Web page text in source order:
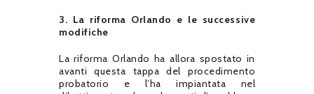
3. La riforma Orlando e le successive
modifiche
La riforma Orlando ha allora spostato in
avanti questa tappa del procedimento
probatorio e l’ha impiantata nel